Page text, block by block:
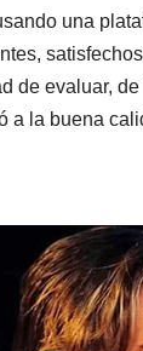
una
de evaluar,
a la buena